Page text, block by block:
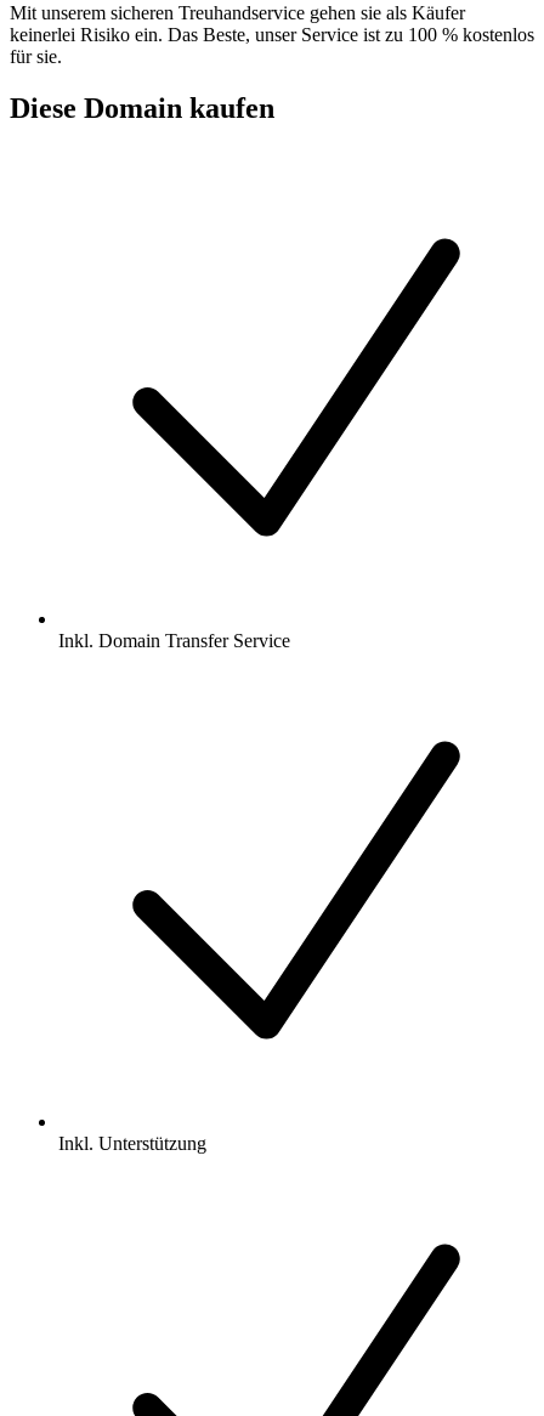
Mit unserem sicheren Treuhandservice gehen sie als Käufer
keinerlei Risiko ein. Das Beste, unser Service ist zu 100 % kostenlos
für sie.
Diese Domain kaufen
Inkl. Domain Transfer Service
Inkl. Unterstützung